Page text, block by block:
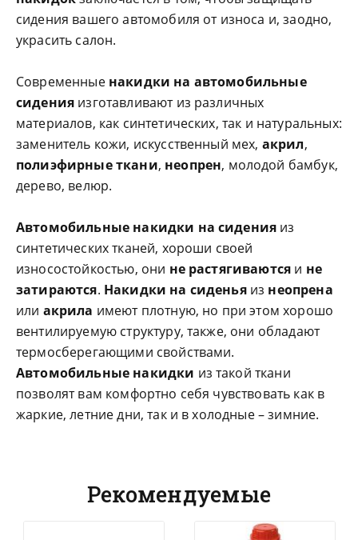
сидения вашего автомобиля от износа и, заодно,
украсить салон.
Современные накидки на автомобильные
сидения изготавливают из различных
материалов, как синтетических, так и натуральных:
заменитель кожи, искусственный мех, акрил,
полиэфирные ткани, неопрен, молодой бамбук,
дерево, велюр.
Автомобильные накидки на сидения из
синтетических тканей, хороши своей
износостойкостью, они не растягиваются и не
затираются. Накидки на сиденьяиз неопрена
или акрила имеют плотную, но при этом хорошо
вентилируемую структуру, также, они обладают
термосберегающими свойствами.
Автомобильные накидки из такой ткани
позволят вам комфортно себя чувствовать как в
жаркие, летние дни, так и в холодные – зимние.
Рекомендуемые